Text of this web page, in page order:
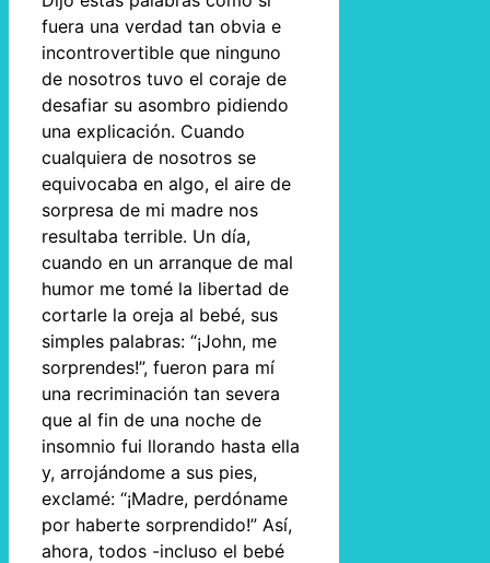
fuera una verdad tan obvia e
incontrovertible que ninguno
de nosotros tuvo el coraje de
desafiar su asombro pidiendo
una explicación. Cuando
cualquiera de nosotros se
equivocaba en algo, el aire de
sorpresa de mi madre nos
resultaba terrible. Un día,
cuando en un arranque de mal
humor me tomé la libertad de
cortarle la oreja al bebé, sus
simples palabras: “¡John, me
sorprendes!”, fueron para mí
una recriminación tan severa
que al fin de una noche de
insomnio fui llorando hasta ella
y, arrojándome a sus pies,
exclamé: “¡Madre, perdóname
por haberte sorprendido!” Así,
ahora, todos -incluso el bebé